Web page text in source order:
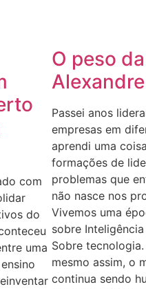
com
do
uma
O peso
Passei anos
empresas em
aprendi uma
formações de
problemas que
não nasce nos
Vivemos uma
sobre
Sobre
mesmo assim, o
continua sendo